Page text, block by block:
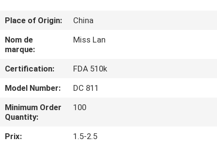
SUJET
DE
NOUS
VISITE
D'USINE
CONTRÔLE
Place of Origin:
China
Nom de
marque:
Miss Lan
Certification:
FDA 510k
Model Number:
DC 811
Minimum Order
Quantity:
100
Prix:
1.5-2.5